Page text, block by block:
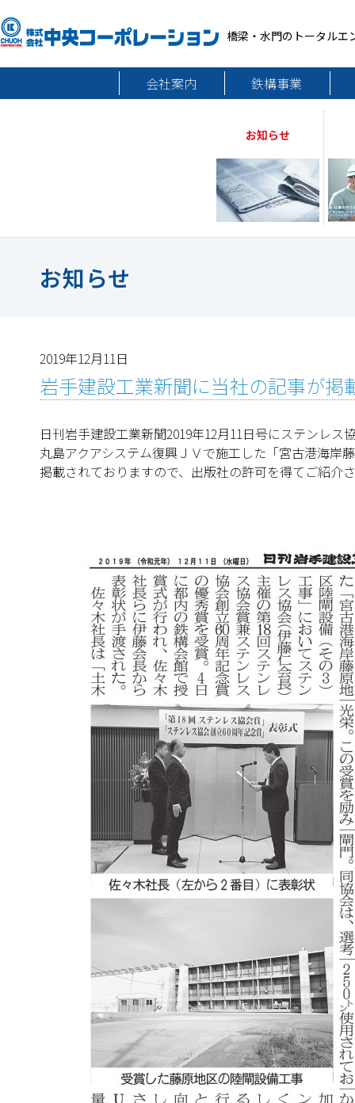
橋梁・水門のトータルエ
会社案内 鉄構事業
お知らせ
お知らせ
2019年12月11日
岩手建設工業新聞に当社の記事が掲
日刊岩手建設工業新聞2019年12月11日号にステンレ
丸島アクアシステム復興ＪＶで施工した「宮古港海岸
掲載されておりますので、出版社の許可を得てご紹介